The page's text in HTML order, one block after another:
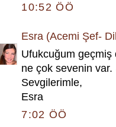
10:52 ÖÖ
Esra (Acemi Şef-
Ufukcuğum geçmiş
ne çok sevenin var.
Sevgilerimle,
Esra
7:02 ÖÖ